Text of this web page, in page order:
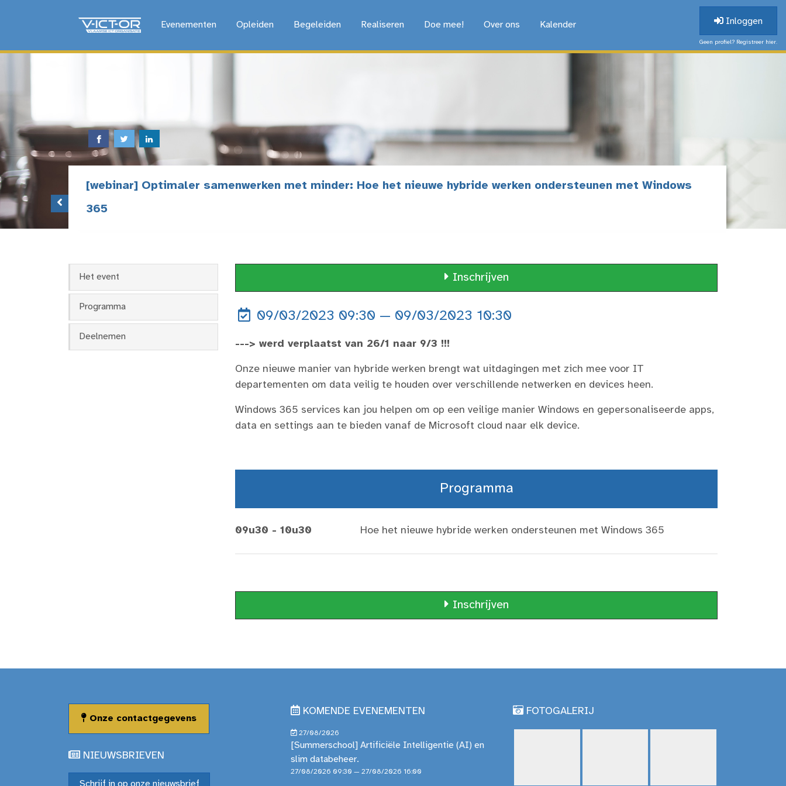
Evenementen Opleiden Begeleiden Realiseren Doe mee! Over ons Kalender Inloggen
Geen profiel? Registreer hier.
[webinar] Optimaler samenwerken met minder: Hoe het nieuwe hybride werken ondersteunen met Windows
365
Het event
Programma
Deelnemen
Inschrijven
09/03/2023 09:30 — 09/03/2023 10:30
---> werd verplaatst van 26/1 naar 9/3 !!!
Onze nieuwe manier van hybride werken brengt wat uitdagingen met zich mee voor IT
departementen om data veilig te houden over verschillende netwerken en devices heen.
Windows 365 services kan jou helpen om op een veilige manier Windows en gepersonaliseerde apps,
data en settings aan te bieden vanaf de Microsoft cloud naar elk device.
Programma
09u30 - 10u30 Hoe het nieuwe hybride werken ondersteunen met Windows 365
Inschrijven
Onze contactgegevens
NIEUWSBRIEVEN
KOMENDE EVENEMENTEN
27/08/2026
[Summerschool] Artificiële Intelligentie (AI) en
slim databeheer.
27/08/2026 09:30 — 27/08/2026 16:00
FOTOGALERIJ